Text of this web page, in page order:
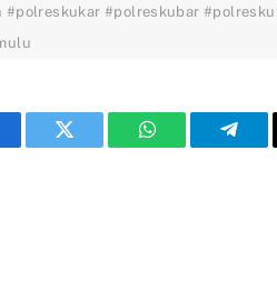
#polreskubar
Twitter WhatsApp